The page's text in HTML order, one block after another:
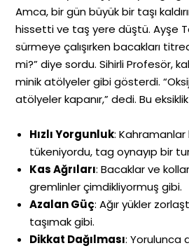
Amca, bir gün büyük bir taşı
hissetti ve taş yere düştü. Ayşe
sürmeye çalışırken bacakları
mi?” diye sordu. Sihirli Profesör,
minik atölyeler gibi gösterdi.
atölyeler kapanır,” dedi. Bu
Hızlı Yorgunluk: Kahramanlar
tükeniyordu, tag oynayıp bir
Kas Ağrıları: Bacaklar ve
gremlinler çimdikliyormuş gibi.
Azalan Güç: Ağır yükler
taşımak gibi.
Dikkat Dağılması: Yorulunca